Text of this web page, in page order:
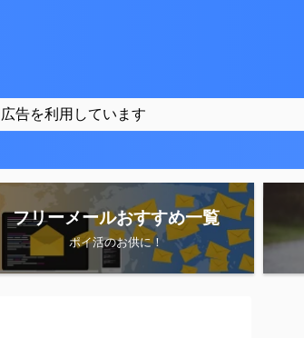
告を利用しています
フリーメールおすすめ一覧
ポイ活のお供に！